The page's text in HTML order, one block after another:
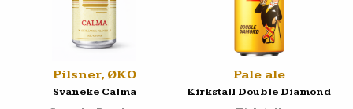
Pilsner, ØKO
Svaneke Calma
Pale ale
Kirkstall Double Diamond